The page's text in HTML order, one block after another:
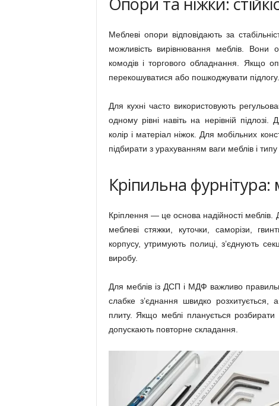
Меблеві опори відповідають за
можливість вирівнювання меблів. Вони
комодів і торгового обладнання. Якщо
перекошуватися або пошкоджувати підлогу.
Для кухні часто використовують
одному рівні навіть на нерівній
колір і матеріал ніжок. Для мобільних
підбирати з урахуванням ваги меблів і типу
Кріпильна фурнітура:
Кріплення — це основа надійності меблів.
меблеві стяжки, куточки, саморізи,
корпусу, утримують полиці, з’єднують
виробу.
Для меблів із ДСП і МДФ важливо
слабке з’єднання швидко
плиту. Якщо меблі планується
допускають повторне складання.